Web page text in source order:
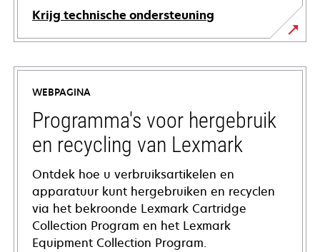
Krijg technische ondersteuning
opens
in
new
tab
WEBPAGINA
Programma's voor hergebruik
en recycling van Lexmark
Ontdek hoe u verbruiksartikelen en
apparatuur kunt hergebruiken en recyclen
via het bekroonde Lexmark Cartridge
Collection Program en het Lexmark
Equipment Collection Program.